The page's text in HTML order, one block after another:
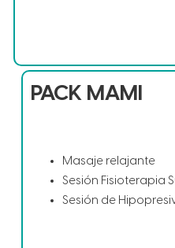
PACK MAMI
Masaje relajante
Sesión Fisioterapia
Sesión de